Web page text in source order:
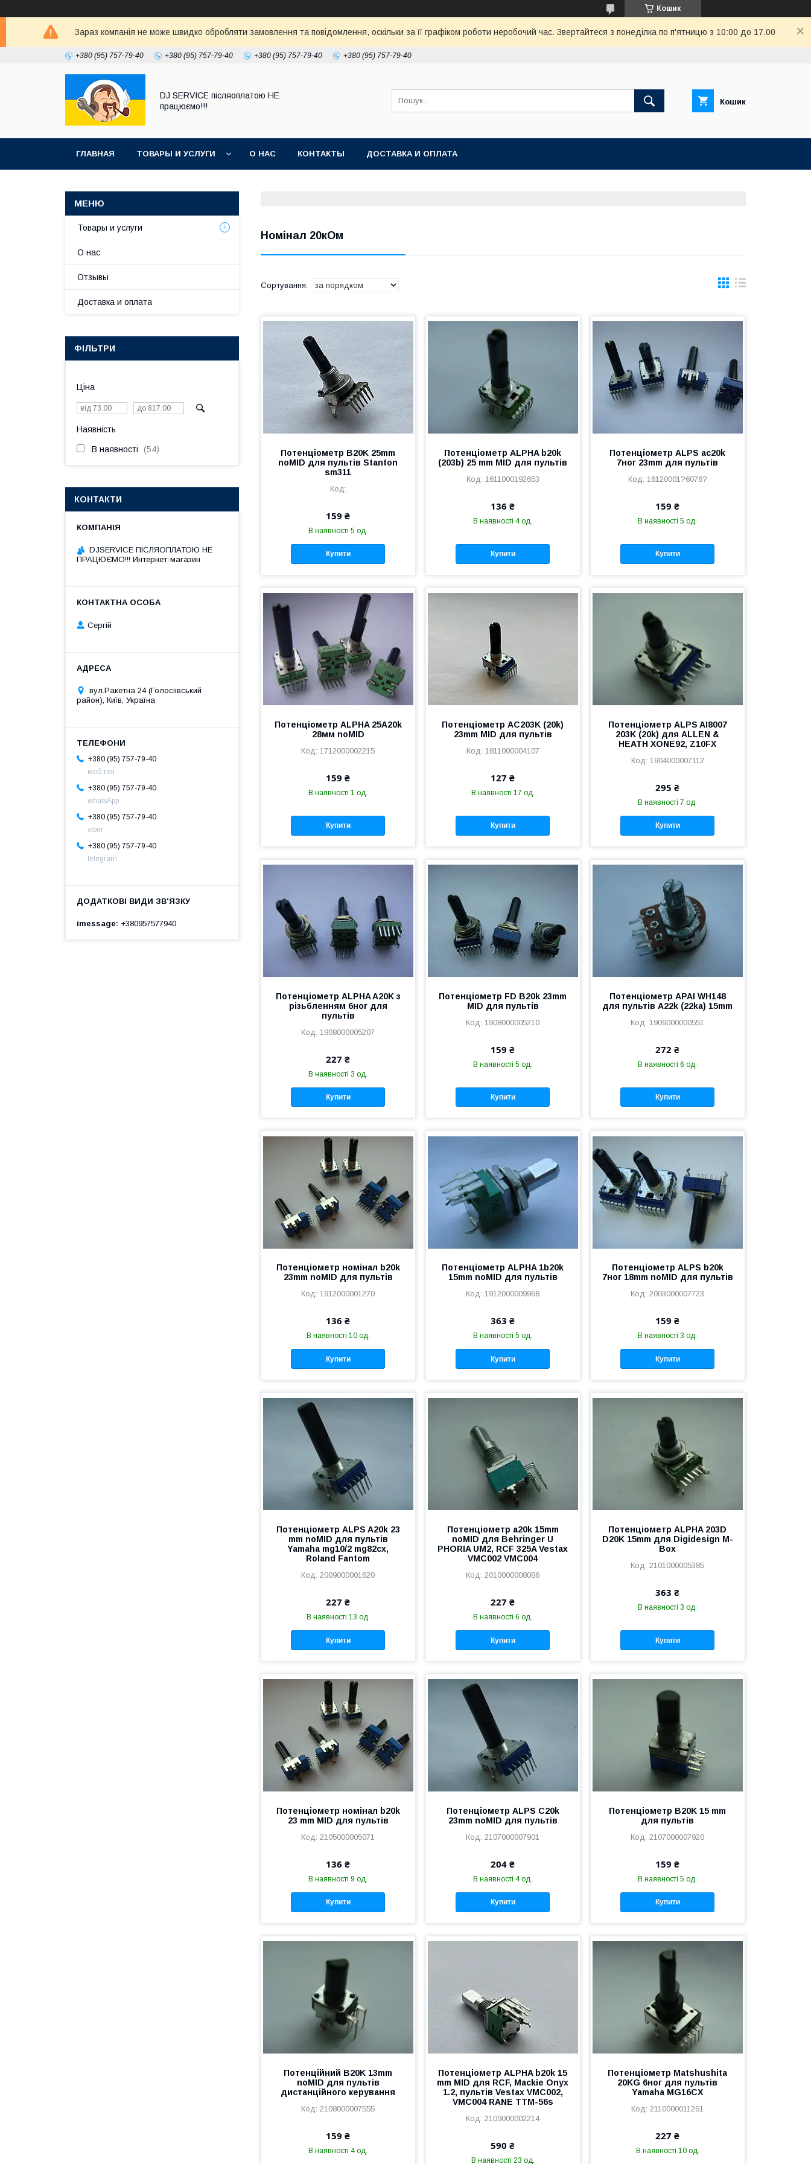
Кошик
Зараз компанія не може швидко обробляти замовлення та повідомлення, оскільки за її графіком роботи неробочий час. Звертайтеся з понеділка по п'ятницю з 10:00 до 17.00
+380 (95) 757-79-40 +380 (95) 757-79-40 +380 (95) 757-79-40 +380 (95) 757-79-40
DJ SERVICE пiсляоплатою НЕ
працюємо!!!
Кошик
ГЛАВНАЯ ТОВАРЫ И УСЛУГИ О НАС КОНТАКТЫ ДОСТАВКА И ОПЛАТА
Номінал 20кОм
Потенціометр B20K 25mm
noMID для пультів Stanton
sm311
159 ₴
В наявності 5 од.
Купити
Потенціометр ALPHA b20k
(203b) 25 mm MID для пультів
1611000192653
136 ₴
В наявності 4 од.
Купити
Потенціометр ALPS ac20k
7ног 23mm для пультів
16120001?6076?
159 ₴
В наявності 5 од.
Купити
Потенціометр ALPHA 25A20k
28мм noMID
1712000002215
159 ₴
В наявності 1 од.
Купити
Потенціометр AC203K (20k)
23mm MID для пультів
1811000004107
127 ₴
В наявності 17 од.
Купити
Потенціометр ALPS AI8007
203K (20k) для ALLEN &
HEATH XONE92, Z10FX
1904000007112
295 ₴
В наявності 7 од.
Купити
Потенціометр ALPHA A20K з
різьбленням 6ног для
пультів
1908000005207
227 ₴
В наявності 3 од.
Купити
Потенціометр FD B20k 23mm
MID для пультів
1908000005210
159 ₴
В наявності 5 од.
Купити
Потенціометр APAI WH148
для пультів A22k (22ka) 15mm
1909000000551
272 ₴
В наявності 6 од.
Купити
Потенціометр номінал b20k
23mm noMID для пультів
1912000001270
136 ₴
В наявності 10 од.
Купити
Потенціометр ALPHA 1b20k
15mm noMID для пультів
1912000009968
363 ₴
В наявності 5 од.
Купити
Потенціометр ALPS b20k
7ног 18mm noMID для пультів
2003000007723
159 ₴
В наявності 3 од.
Купити
Потенціометр ALPS A20k 23
mm noMID для пультів
Yamaha mg10/2 mg82cx,
Roland Fantom
2009000001620
227 ₴
В наявності 13 од.
Купити
Потенціометр a20k 15mm
noMID для Behringer U
PHORIA UM2, RCF 325A Vestax
VMC002 VMC004
2010000008086
227 ₴
В наявності 6 од.
Купити
Потенціометр ALPHA 203D
D20K 15mm для Digidesign M-
Box
2101000005385
363 ₴
В наявності 3 од.
Купити
Потенціометр номінал b20k
23 mm MID для пультів
2105000005071
136 ₴
В наявності 9 од.
Купити
Потенціометр ALPS C20k
23mm noMID для пультів
2107000007901
204 ₴
В наявності 4 од.
Купити
Потенціометр B20K 15 mm
для пультів
2107000007920
159 ₴
В наявності 5 од.
Купити
Потенційний B20K 13mm
noMID для пультів
дистанційного керування
2108000007555
159 ₴
В наявності 4 од.
Потенціометр ALPHA b20k 15
mm MID для RCF, Mackie Onyx
1.2, пультів Vestax VMC002,
VMC004 RANE TTM-56s
2109000002214
590 ₴
В наявності 23 од.
Потенціометр Matshushita
20KG 6ног для пультів
Yamaha MG16CX
2110000011261
227 ₴
В наявності 10 од.
Товары и услуги
О нас
Отзывы
Доставка и оплата
ФІЛЬТРИ
Ціна
Наявність
В наявності 54
КОНТАКТИ
DJSERVICE ПІСЛЯОПЛАТОЮ НЕ
ПРАЦЮЄМО!!! Интернет-магазин
Сергій
вул.Ракетна 24 (Голосіівський
район), Київ, Україна
+380 (95) 757-79-40
моб.тел
+380 (95) 757-79-40
whatsApp
+380 (95) 757-79-40
viber
+380 (95) 757-79-40
telegram
imessage +380957577940